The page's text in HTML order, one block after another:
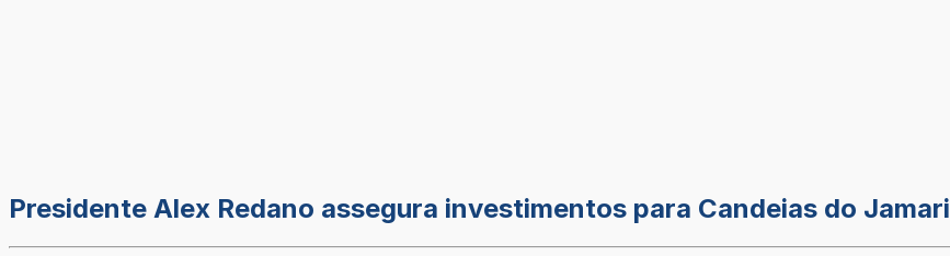
Presidente Alex Redano assegura investimentos para Candeias do Jamari